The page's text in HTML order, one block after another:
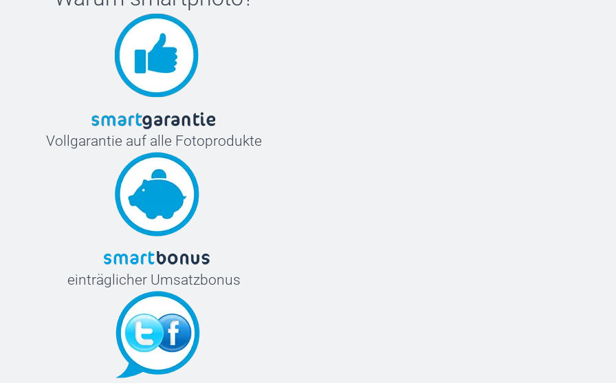
Vollgarantie auf alle Fotoprodukte
einträglicher Umsatzbonus